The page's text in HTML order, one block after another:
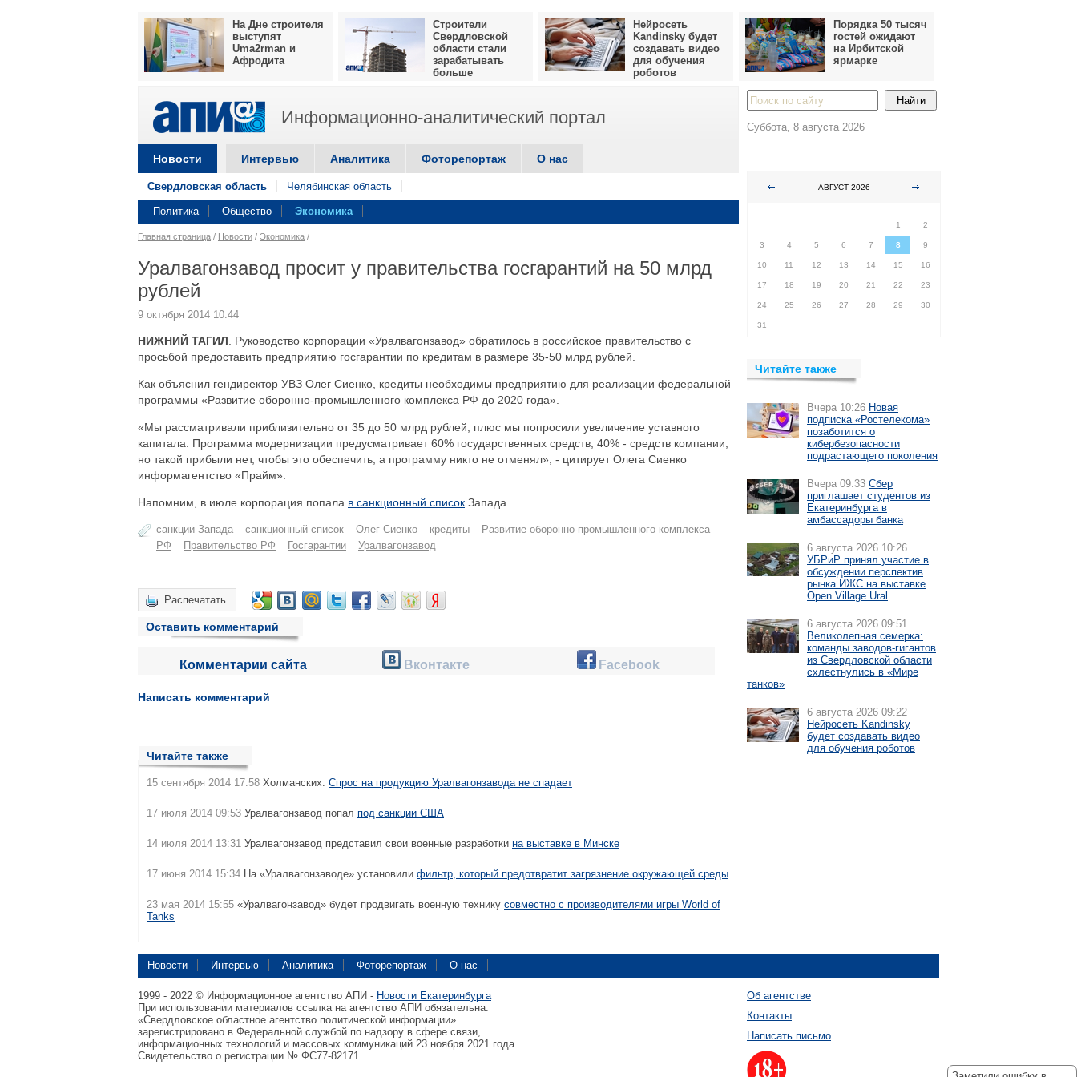
На Дне строителя
выступят
Uma2rman и
Афродита
Строители
Свердловской
области стали
зарабатывать
больше
Нейросеть
Kandinsky будет
создавать видео
для обучения
роботов
Порядка 50 тысяч
гостей ожидают
на Ирбитской
ярмарке
Информационно-аналитический портал
Новости Интервью Аналитика Фоторепортаж О нас
Свердловская область Челябинская область
Политика Общество Экономика
Главная страница / Новости / Экономика /
Уралвагонзавод просит у правительства госгарантий на 50 млрд
рублей
9 октября 2014 10:44
НИЖНИЙ ТАГИЛ . Руководство корпорации «Уралвагонзавод» обратилось в российское правительство с
просьбой предоставить предприятию госгарантии по кредитам в размере 35-50 млрд рублей.
Как объяснил гендиректор УВЗ Олег Сиенко, кредиты необходимы предприятию для реализации федеральной
программы «Развитие оборонно-промышленного комплекса РФ до 2020 года».
«Мы рассматривали приблизительно от 35 до 50 млрд рублей, плюс мы попросили увеличение уставного
капитала. Программа модернизации предусматривает 60% государственных средств, 40% - средств компании,
но такой прибыли нет, чтобы это обеспечить, а программу никто не отменял», - цитирует Олега Сиенко
информагентство «Прайм».
Напомним, в июле корпорация попала в санкционный список Запада.
санкции Запада санкционный список Олег Сиенко кредиты
Развитие оборонно-промышленного комплекса
РФ
Правительство РФ Госгарантии Уралвагонзавод
Распечатать
Оставить комментарий
Комментарии сайта Вконтакте Facebook
Написать комментарий
Читайте также
15 сентября 2014 17:58 Холманских: Спрос на продукцию Уралвагонзавода не спадает
17 июля 2014 09:53 Уралвагонзавод попал под санкции США
14 июля 2014 13:31 Уралвагонзавод представил свои военные разработки на выставке в Минске
17 июня 2014 15:34 На «Уралвагонзаводе» установили фильтр, который предотвратит загрязнение окружающей среды
23 мая 2014 15:55 «Уралвагонзавод» будет продвигать военную технику совместно с производителями игры World of
Tanks
Суббота, 8 августа 2026
АВГУСТ 2026
1
2
3 4 5 6 7 8 9
10 11 12 13 14 15 16
17 18 19 20 21 22 23
24 25 26 27 28 29 30
31
Читайте также
Вчера 10:26 Новая
подписка «Ростелекома»
позаботится о
кибербезопасности
подрастающего поколения
Вчера 09:33 Сбер
приглашает студентов из
Екатеринбурга в
амбассадоры банка
6 августа 2026 10:26
УБРиР принял участие в
обсуждении перспектив
рынка ИЖС на выставке
Open Village Ural
6 августа 2026 09:51
Великолепная семерка:
команды заводов-гигантов
из Свердловской области
схлестнулись в «Мире
танков»
6 августа 2026 09:22
Нейросеть Kandinsky
будет создавать видео
для обучения роботов
Новости Интервью Аналитика Фоторепортаж О нас
1999 - 2022 © Информационное агентство АПИ - Новости Екатеринбурга
При использовании материалов ссылка на агентство АПИ обязательна.
«Свердловское областное агентство политической информации»
зарегистрировано в Федеральной службой по надзору в сфере связи,
информационных технологий и массовых коммуникаций 23 ноября 2021 года.
Свидетельство о регистрации № ФС77-82171
Об агентстве
Контакты
Написать письмо